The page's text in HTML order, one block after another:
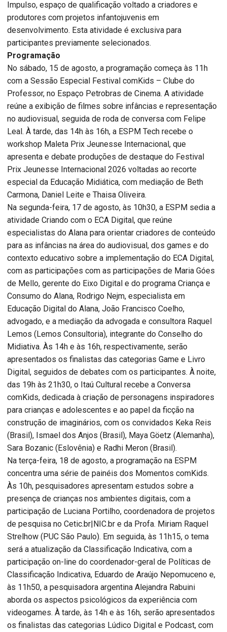
Impulso, espaço de qualificação voltado a criadores e
produtores com projetos infantojuvenis em
desenvolvimento. Esta atividade é exclusiva para
participantes previamente selecionados.
Programação
No sábado, 15 de agosto, a programação começa às 11h
com a Sessão Especial Festival comKids – Clube do
Professor, no Espaço Petrobras de Cinema. A atividade
reúne a exibição de filmes sobre infâncias e representação
no audiovisual, seguida de roda de conversa com Felipe
Leal. À tarde, das 14h às 16h, a ESPM Tech recebe o
workshop Maleta Prix Jeunesse Internacional, que
apresenta e debate produções de destaque do Festival
Prix Jeunesse Internacional 2026 voltadas ao recorte
especial da Educação Midiática, com mediação de Beth
Carmona, Daniel Leite e Thaisa Oliveira.
Na segunda-feira, 17 de agosto, às 10h30, a ESPM sedia a
atividade Criando com o ECA Digital, que reúne
especialistas do Alana para orientar criadores de conteúdo
para as infâncias na área do audiovisual, dos games e do
contexto educativo sobre a implementação do ECA Digital,
com as participações com as participações de Maria Góes
de Mello, gerente do Eixo Digital e do programa Criança e
Consumo do Alana, Rodrigo Nejm, especialista em
Educação Digital do Alana, João Francisco Coelho,
advogado, e a mediação da advogada e consultora Raquel
Lemos (Lemos Consultoria), integrante do Conselho do
Midiativa. Às 14h e às 16h, respectivamente, serão
apresentados os finalistas das categorias Game e Livro
Digital, seguidos de debates com os participantes. À noite,
das 19h às 21h30, o Itaú Cultural recebe a Conversa
comKids, dedicada à criação de personagens inspiradores
para crianças e adolescentes e ao papel da ficção na
construção de imaginários, com os convidados Keka Reis
(Brasil), Ismael dos Anjos (Brasil), Maya Göetz (Alemanha),
Sara Bozanic (Eslovênia) e Radhi Meron (Brasil).
Na terça-feira, 18 de agosto, a programação na ESPM
concentra uma série de painéis dos Momentos comKids.
Às 10h, pesquisadores apresentam estudos sobre a
presença de crianças nos ambientes digitais, com a
participação de Luciana Portilho, coordenadora de projetos
de pesquisa no Cetic.br|NIC.br e da Profa. Miriam Raquel
Strelhow (PUC São Paulo). Em seguida, às 11h15, o tema
será a atualização da Classificação Indicativa, com a
participação on-line do coordenador-geral de Políticas de
Classificação Indicativa, Eduardo de Araújo Nepomuceno e,
às 11h50, a pesquisadora argentina Alejandra Rabuini
aborda os aspectos psicológicos da experiência com
videogames. À tarde, às 14h e às 16h, serão apresentados
os finalistas das categorias Lúdico Digital e Podcast, com